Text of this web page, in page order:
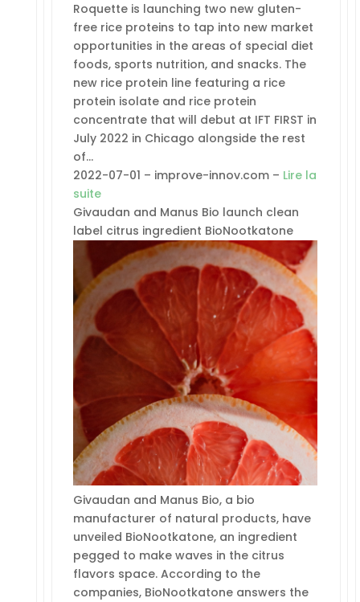
Roquette is launching two new gluten-
free rice proteins to tap into new market
opportunities in the areas of special diet
foods, sports nutrition, and snacks. The
new rice protein line featuring a rice
protein isolate and rice protein
concentrate that will debut at IFT FIRST in
July 2022 in Chicago alongside the rest
of…
2022-07-01 – improve-innov.com – Lire la
suite
Givaudan and Manus Bio launch clean
label citrus ingredient BioNootkatone
Givaudan and Manus Bio, a bio
manufacturer of natural products, have
unveiled BioNootkatone, an ingredient
pegged to make waves in the citrus
flavors space. According to the
companies, BioNootkatone answers the